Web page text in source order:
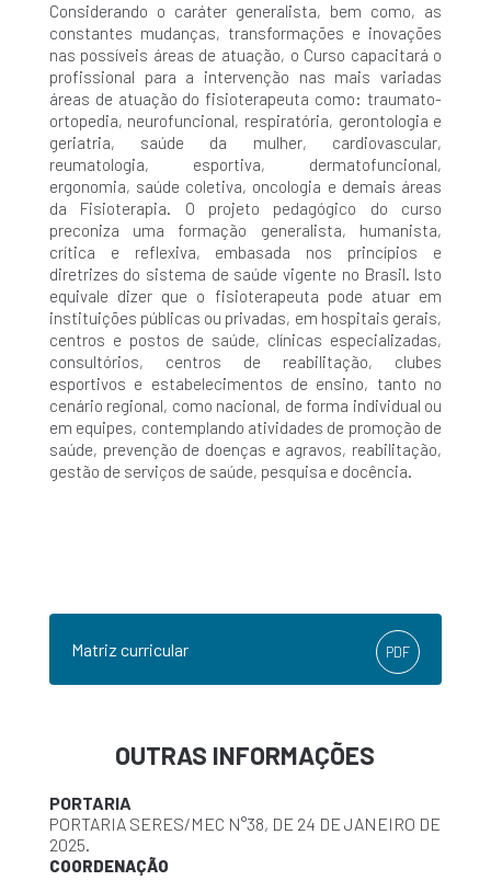
Considerando o caráter generalista, bem como, as
constantes mudanças, transformações e inovações
nas possíveis áreas de atuação, o Curso capacitará o
profissional para a intervenção nas mais variadas
áreas de atuação do fisioterapeuta como: traumato-
ortopedia, neurofuncional, respiratória, gerontologia e
geriatria, saúde da mulher, cardiovascular,
reumatologia, esportiva, dermatofuncional,
ergonomia, saúde coletiva, oncologia e demais áreas
da Fisioterapia. O projeto pedagógico do curso
preconiza uma formação generalista, humanista,
crítica e reflexiva, embasada nos princípios e
diretrizes do sistema de saúde vigente no Brasil. Isto
equivale dizer que o fisioterapeuta pode atuar em
instituições públicas ou privadas, em hospitais gerais,
centros e postos de saúde, clínicas especializadas,
consultórios, centros de reabilitação, clubes
esportivos e estabelecimentos de ensino, tanto no
cenário regional, como nacional, de forma individual ou
em equipes, contemplando atividades de promoção de
saúde, prevenção de doenças e agravos, reabilitação,
gestão de serviços de saúde, pesquisa e docência.
Matriz curricular PDF
OUTRAS INFORMAÇÕES
PORTARIA
PORTARIA SERES/MEC N°38, DE 24 DE JANEIRO DE
2025.
COORDENAÇÃO